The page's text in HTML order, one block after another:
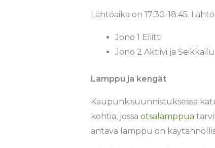
Lähtöaika on 17:30-18:45.
Jono 1 Eliitti
Jono 2 Aktiivi ja Seikkailu
Lamppu ja kengät
Kaupunkisuunnistuksessa
kohtia, jossa otsalamppua
antava lamppu on